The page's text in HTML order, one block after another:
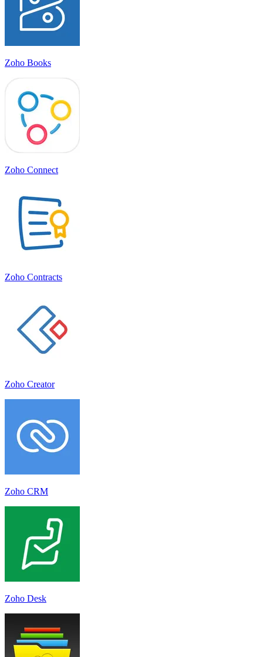
Zoho Books
Zoho Connect
Zoho Contracts
Zoho Creator
Zoho CRM
Zoho Desk